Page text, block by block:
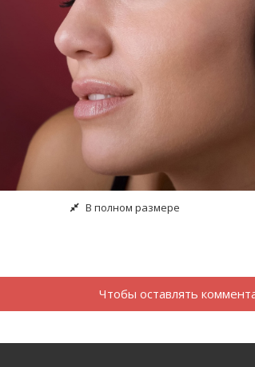
В полном размере
Чтобы оставлять